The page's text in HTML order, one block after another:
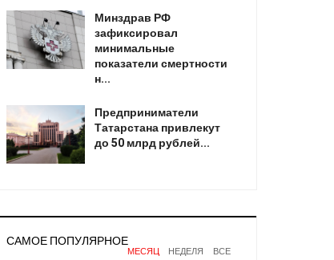
Минздрав РФ
зафиксировал
минимальные
показатели смертности
н...
Предприниматели
Татарстана привлекут
до 50 млрд рублей...
САМОЕ ПОПУЛЯРНОЕ
МЕСЯЦ НЕДЕЛЯ ВСЕ